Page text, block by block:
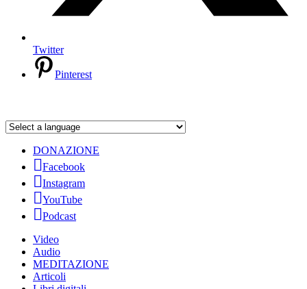
Twitter
Pinterest
DONAZIONE
Facebook
Instagram
YouTube
Podcast
Video
Audio
MEDITAZIONE
Articoli